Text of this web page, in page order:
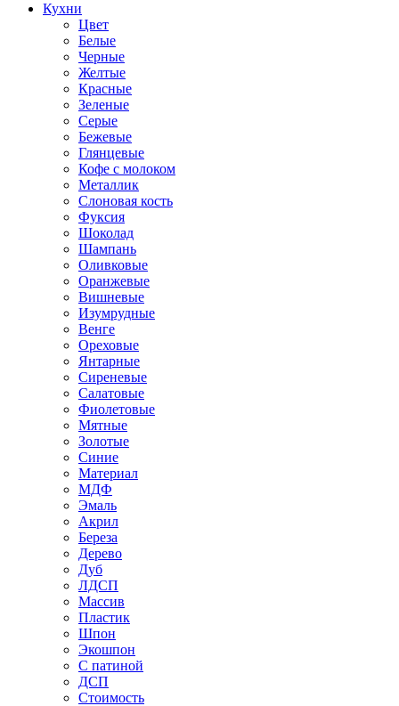
Кухни
Цвет
Белые
Черные
Желтые
Красные
Зеленые
Серые
Бежевые
Глянцевые
Кофе с молоком
Металлик
Слоновая кость
Фуксия
Шоколад
Шампань
Оливковые
Оранжевые
Вишневые
Изумрудные
Венге
Ореховые
Янтарные
Сиреневые
Салатовые
Фиолетовые
Мятные
Золотые
Синие
Материал
МДФ
Эмаль
Акрил
Береза
Дерево
Дуб
ЛДСП
Массив
Пластик
Шпон
Экошпон
С патиной
ДСП
Стоимость